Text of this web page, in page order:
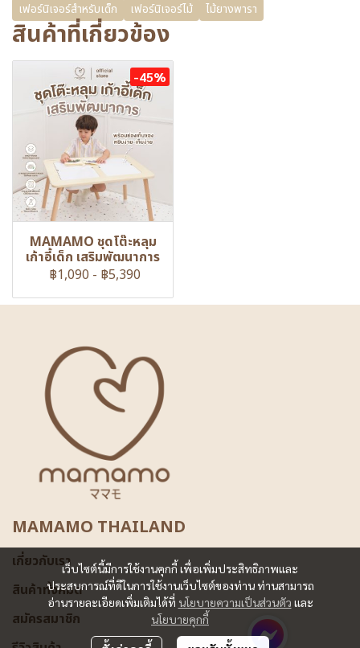
เฟอร์นิเจอร์สำหรับเด็ก
เฟอร์นิเจอร์ไม้ ไม้ยางพารา
สินค้าที่เกี่ยวข้อง
-45%
MAMAMO ชุดโต๊ะหลุม
เก้าอี้เด็ก เสริมพัฒนาการ
฿1,090 - ฿5,390
เว็บไซต์นี้มีการใช้งานคุกกี้ เพื่อเพิ่มประสิทธิภาพและ
ประสบการณ์ที่ดีในการใช้งานเว็บไซต์ของท่าน ท่านสามารถ
อ่านรายละเอียดเพิ่มเติมได้ที่ นโยบายความเป็นส่วนตัว และ
นโยบายคุกกี้
MAMAMO THAILAND
เกี่ยวกับเรา
สินค้าทั้งหมด
สมัครสมาชิก